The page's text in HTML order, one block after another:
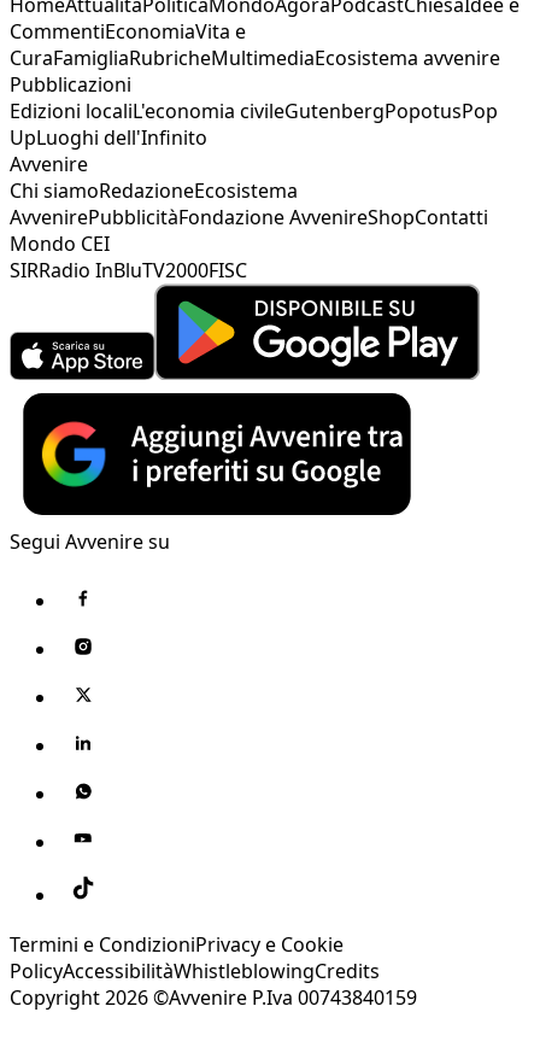
CommentiEconomiaVita e
CuraFamigliaRubricheMultimediaEcosistema avvenire
Pubblicazioni
Edizioni localiL'economia civileGutenbergPopotusPop
UpLuoghi dell'Infinito
Avvenire
Chi siamoRedazioneEcosistema
AvvenirePubblicitàFondazione AvvenireShopContatti
Mondo CEI
SIRRadio InBluTV2000FISC
Segui Avvenire su
Termini e CondizioniPrivacy e Cookie
PolicyAccessibilitàWhistleblowingCredits
Copyright 2026 ©Avvenire P.Iva 00743840159